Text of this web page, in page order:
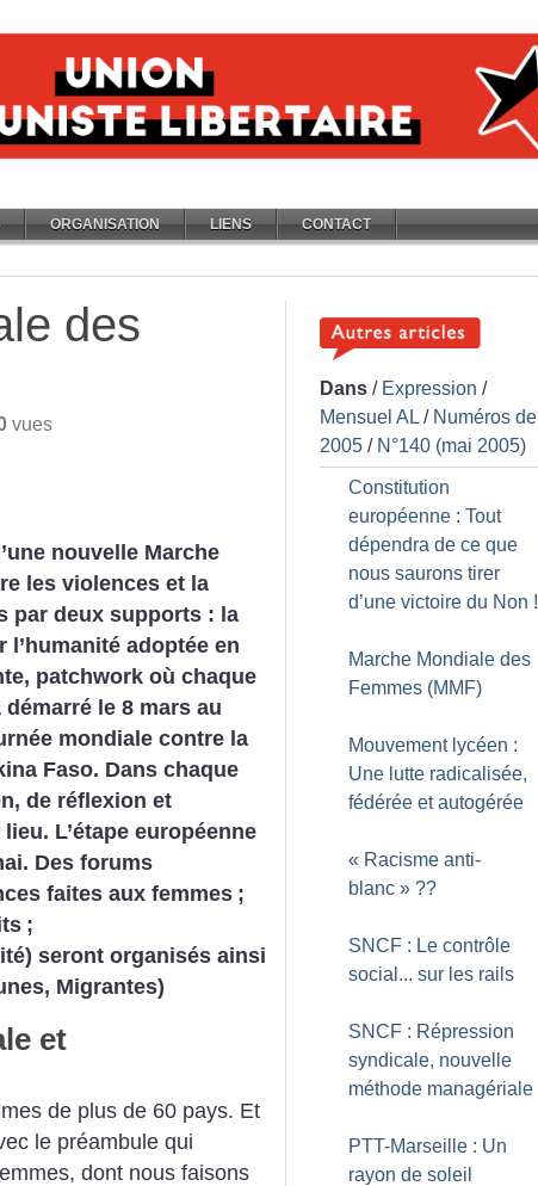
ORGANISATION LIENS CONTACT
des
vues
nouvelle Marche
les violences et la
par deux supports : la
adoptée en
patchwork où chaque
démarré le 8 mars au
mondiale contre la
Faso. Dans chaque
de réflexion et
lieu. L’étape européenne
Des forums
faites aux femmes ;
;
seront organisés ainsi
Migrantes)
et
de plus de 60 pays. Et
le préambule qui
dont nous faisons
Dans / Expression /
Mensuel AL / Numéros de
2005 / N°140 (mai 2005)
Constitution
européenne : Tout
dépendra de ce que
nous saurons tirer
d’une victoire du Non !
Marche Mondiale des
Femmes (MMF)
Mouvement lycéen :
Une lutte radicalisée,
fédérée et autogérée
« Racisme anti-
blanc » ??
SNCF : Le contrôle
social... sur les rails
SNCF : Répression
syndicale, nouvelle
méthode managériale
PTT-Marseille : Un
rayon de soleil